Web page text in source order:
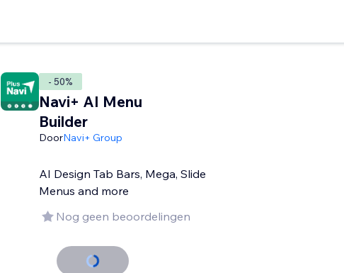
- 50%
Navi+ AI Menu
Builder
DoorNavi+ Group
AI Design Tab Bars, Mega, Slide
Menus and more
Nog geen beoordelingen